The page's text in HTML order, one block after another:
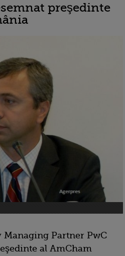
preşedinte
Partner PwC
al AmCham